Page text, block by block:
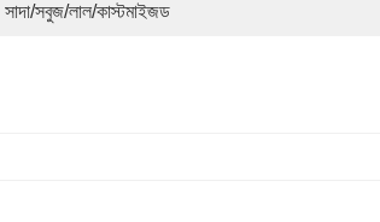
সাদা/সবুজ/লাল/কাস্টমাইজড